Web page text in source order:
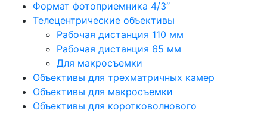
Формат фотоприемника 4/3″
Телецентрические объективы
Рабочая дистанция 110 мм
Рабочая дистанция 65 мм
Для макросъемки
Объективы для трехматричных камер
Объективы для макросъемки
Объективы для коротковолнового